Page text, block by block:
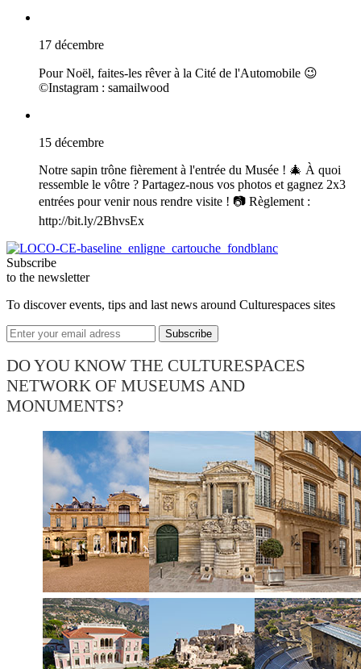
17 décembre
Pour Noël, faites-les rêver à la Cité de l'Automobile 😉
©Instagram : samailwood
15 décembre
Notre sapin trône fièrement à l'entrée du Musée ! 🎄 À quoi
ressemble le vôtre ? Partagez-nous vos photos et gagnez 2x3
entrées pour venir nous rendre visite ! 📷 Règlement :
http://bit.ly/2BhvsEx
Subscribe
to the newsletter
To discover events, tips and last news around Culturespaces sites
DO YOU KNOW THE CULTURESPACES
NETWORK OF MUSEUMS AND
MONUMENTS?